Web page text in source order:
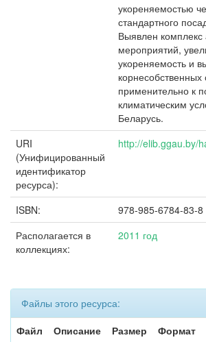
укореняемостью
стандартного
Выявлен комплекс
мероприятий,
укореняемость и
применительно к
климатическим
Беларусь.
URI
(Унифицированный
идентификатор
ресурса):
http://elib.ggau.by/
ISBN:
978-985-6784-83-8
Располагается в
коллекциях:
2011 год
Файлы этого ресурса:
Файл
Описание Размер
Формат